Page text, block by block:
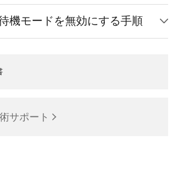
機モードを無効にする手順
サポート